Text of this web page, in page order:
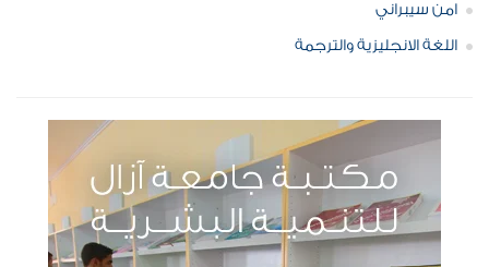
امن سيبراني
اللغة الانجليزية والترجمة